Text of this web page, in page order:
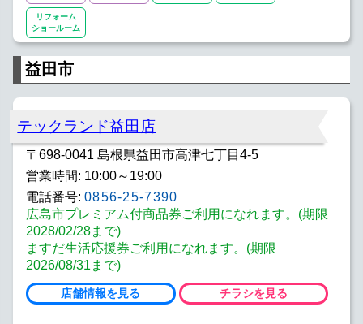
リフォーム
ショールーム
益田市
テックランド益田店
〒698-0041 島根県益田市高津七丁目4-5
営業時間: 10:00～19:00
電話番号: 0856-25-7390
広島市プレミアム付商品券ご利用になれます。(期限
2028/02/28まで)
ますだ生活応援券ご利用になれます。(期限
2026/08/31まで)
店舗情報を見る チラシを見る